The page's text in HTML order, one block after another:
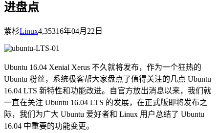
进盘点
紫杉Linux4,35316年04月22日
Ubuntu 16.04 Xenial Xerus 不久就将发布，作为一个狂热的
Ubuntu 粉丝，系统极客帮大家盘点了值得关注的几点 Ubuntu
16.04 LTS 新特性和功能改进。自官方放出消息以来，我们就
一直在关注 Ubuntu 16.04 LTS 的发展，在正式版即将发布之
际，我们为广大 Ubuntu 爱好者和 Linux 用户总结了 Ubuntu
16.04 中重要的功能变更。